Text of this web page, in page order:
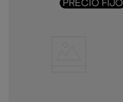
PRECIO FIJO